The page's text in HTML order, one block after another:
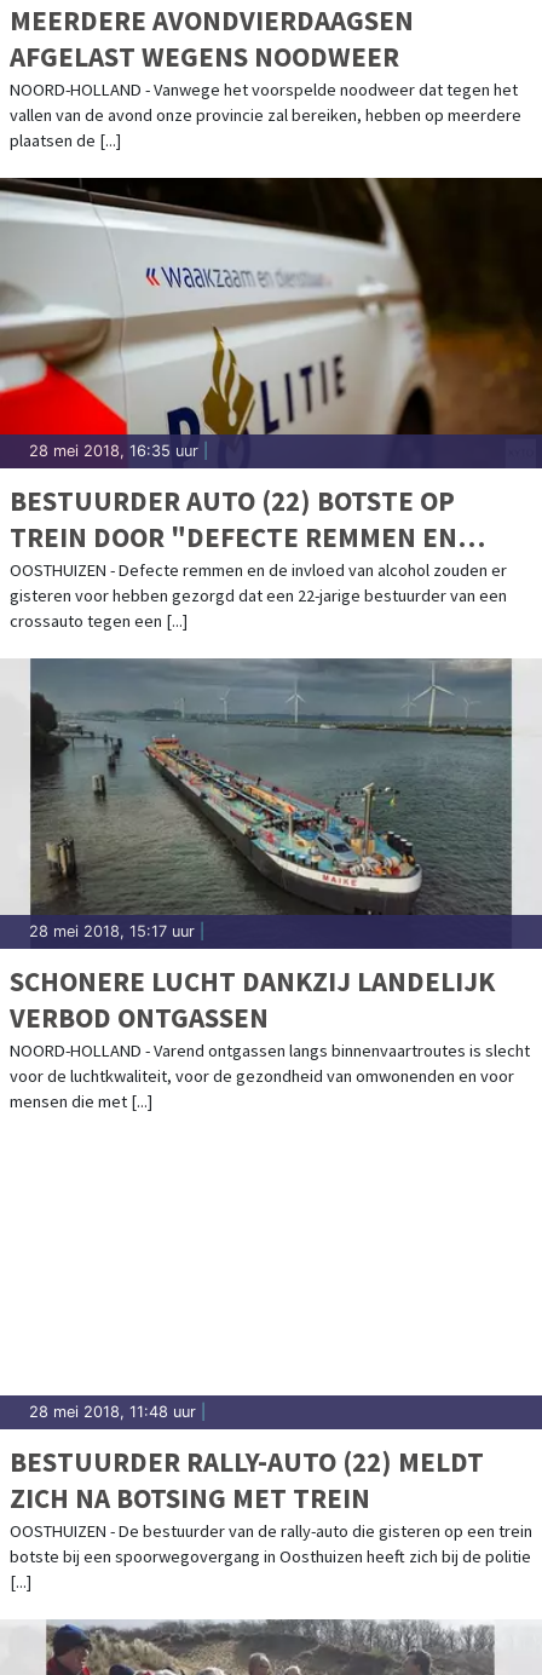
MEERDERE AVONDVIERDAAGSEN
AFGELAST WEGENS NOODWEER
NOORD-HOLLAND - Vanwege het voorspelde noodweer dat tegen het
vallen van de avond onze provincie zal bereiken, hebben op meerdere
plaatsen de [...]
28 mei 2018, 16:35 uur
BESTUURDER AUTO (22) BOTSTE OP
TREIN DOOR "DEFECTE REMMEN EN
ALCOHOLGEBRUIK"
OOSTHUIZEN - Defecte remmen en de invloed van alcohol zouden er
gisteren voor hebben gezorgd dat een 22-jarige bestuurder van een
crossauto tegen een [...]
28 mei 2018, 15:17 uur
SCHONERE LUCHT DANKZIJ LANDELIJK
VERBOD ONTGASSEN
NOORD-HOLLAND - Varend ontgassen langs binnenvaartroutes is slecht
voor de luchtkwaliteit, voor de gezondheid van omwonenden en voor
mensen die met [...]
28 mei 2018, 11:48 uur
BESTUURDER RALLY-AUTO (22) MELDT
ZICH NA BOTSING MET TREIN
OOSTHUIZEN - De bestuurder van de rally-auto die gisteren op een trein
botste bij een spoorwegovergang in Oosthuizen heeft zich bij de politie
[...]